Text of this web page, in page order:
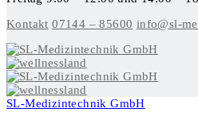
Kontakt 07144 – 85600 info@sl-
SL-Medizintechnik GmbH